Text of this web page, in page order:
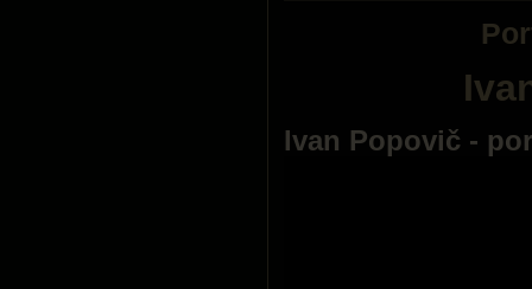
Ivan Popovič -